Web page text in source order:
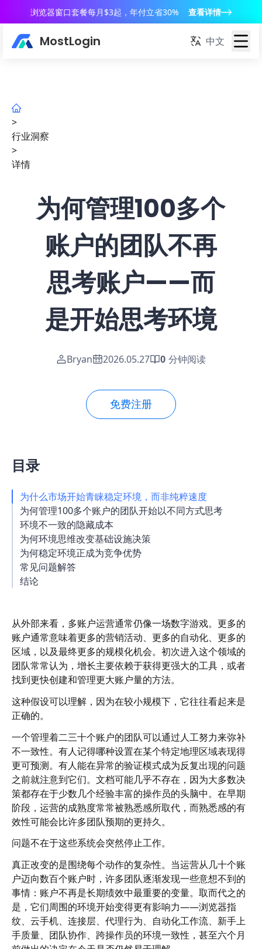
浏览器窗口套餐每月$3起，年付立省30% 查看详情
MostLogin 中文
>
行业洞察
>
详情
为何管理100多个
账户的团队不再
思考账户——而
是开始思考环境
Bryan 2026.05.27 0 分钟阅读
免费注册
目录
为什么市场开始青睐稳定环境，而非纯粹速度
为何管理100多个账户的团队开始以不同方式思考
环境不一致的隐藏成本
为何环境思维改变基础设施决策
为何稳定环境正成为竞争优势
常见问题解答
结论
从外部来看，多账户运营通常仍像一场数字游戏。更多的
账户通常意味着更多的营销活动、更多的自动化、更多的
区域，以及最终更多的规模化机会。初次进入这个领域的
团队常常认为，增长主要依赖于获得更强大的工具，或者
找到更快创建和管理更大账户量的方法。
这种假设可以理解，因为在较小规模下，它往往看起来是
正确的。
一个管理着二三十个账户的团队可以通过人工努力来弥补
不一致性。有人记得哪种设置在某个特定地理区域表现得
更可预测。有人能在异常的验证模式成为反复出现的问题
之前就注意到它们。文档可能几乎不存在，因为大多数决
策都存在于少数几个经验丰富的操作员的头脑中。在早期
阶段，运营的成熟度常常被熟悉感所取代，而熟悉感的有
效性可能会比许多团队预期的更持久。
问题不在于这些系统会突然停止工作。
真正改变的是围绕每个动作的复杂性。当运营从几十个账
户迈向数百个账户时，许多团队逐渐发现一些意想不到的
事情：账户不再是长期绩效中最重要的变量。取而代之的
是，它们周围的环境开始变得更有影响力——浏览器指
纹、云手机、连接层、代理行为、自动化工作流、新手上
手质量、团队协作、跨操作员的环境一致性，甚至六个月